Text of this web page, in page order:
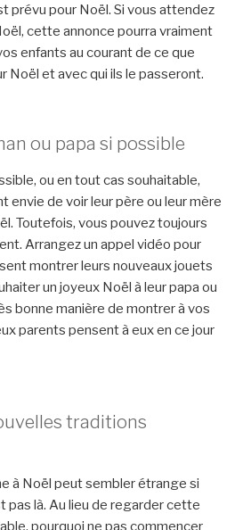
prévu pour Noël. Si vous attendez
cette annonce pourra vraiment
enfants au courant de ce que
Noël et avec qui ils le passeront.
ou papa si possible
ou en tout cas souhaitable,
envie de voir leur père ou leur mère
Toutefois, vous pouvez toujours
Arrangez un appel vidéo pour
montrer leurs nouveaux jouets
un joyeux Noël à leur papa ou
bonne manière de montrer à vos
parents pensent à eux en ce jour
traditions
à Noël peut sembler étrange si
pas là. Au lieu de regarder cette
pourquoi ne pas commencer